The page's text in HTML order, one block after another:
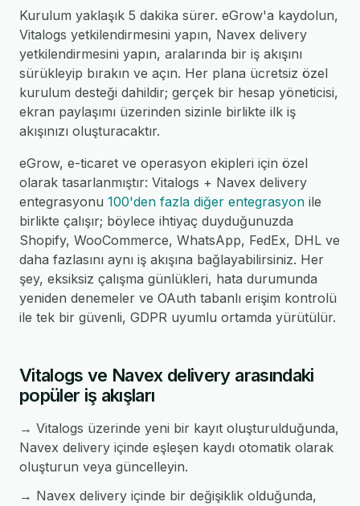
Kurulum yaklaşık 5 dakika sürer. eGrow'a kaydolun,
Vitalogs yetkilendirmesini yapın, Navex delivery
yetkilendirmesini yapın, aralarında bir iş akışını
sürükleyip bırakın ve açın. Her plana ücretsiz özel
kurulum desteği dahildir; gerçek bir hesap yöneticisi,
ekran paylaşımı üzerinden sizinle birlikte ilk iş
akışınızı oluşturacaktır.
eGrow, e-ticaret ve operasyon ekipleri için özel
olarak tasarlanmıştır: Vitalogs + Navex delivery
entegrasyonu 100'den fazla diğer entegrasyon ile
birlikte çalışır; böylece ihtiyaç duyduğunuzda
Shopify, WooCommerce, WhatsApp, FedEx, DHL ve
daha fazlasını aynı iş akışına bağlayabilirsiniz. Her
şey, eksiksiz çalışma günlükleri, hata durumunda
yeniden denemeler ve OAuth tabanlı erişim kontrolü
ile tek bir güvenli, GDPR uyumlu ortamda yürütülür.
Vitalogs ve Navex delivery arasındaki
popüler iş akışları
→ Vitalogs üzerinde yeni bir kayıt oluşturulduğunda,
Navex delivery içinde eşleşen kaydı otomatik olarak
oluşturun veya güncelleyin.
→ Navex delivery içinde bir değişiklik olduğunda,